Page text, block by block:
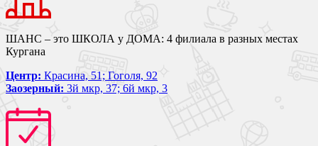
ШАНС – это ШКОЛА у ДОМА: 4 филиала в разных местах
Кургана
Центр: Красина, 51; Гоголя, 92
Заозерный: 3й мкр, 37; 6й мкр, 3